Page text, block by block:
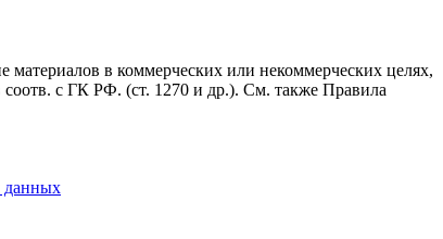
материалов в коммерческих или некоммерческих целях,
соотв. с ГК РФ. (ст. 1270 и др.). См. также Правила
данных